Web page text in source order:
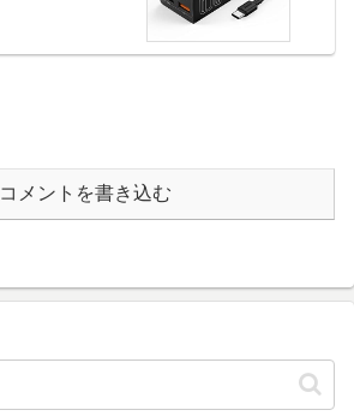
コメントを書き込む